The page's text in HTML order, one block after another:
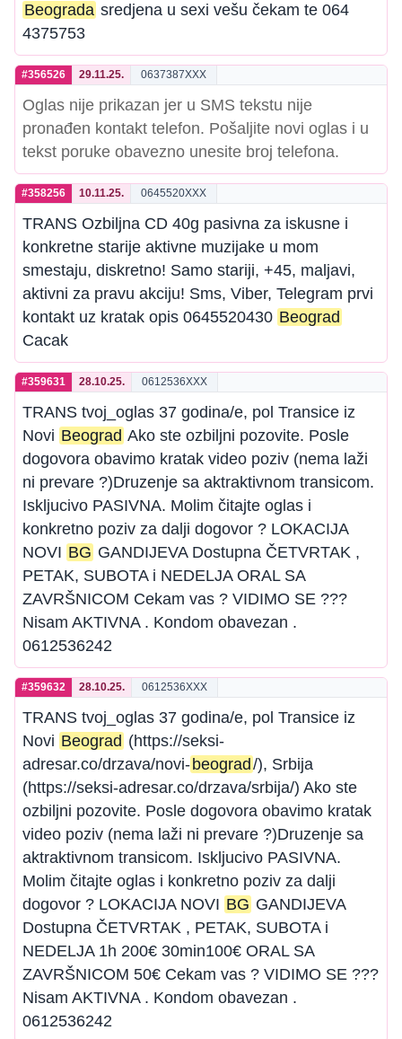
Beograda sredjena u sexi vešu čekam te 064
4375753
#356526 29.11.25. 0637387XXX
Oglas nije prikazan jer u SMS tekstu nije
pronađen kontakt telefon. Pošaljite novi oglas i u
tekst poruke obavezno unesite broj telefona.
#358256 10.11.25. 0645520XXX
TRANS Ozbiljna CD 40g pasivna za iskusne i
konkretne starije aktivne muzijake u mom
smestaju, diskretno! Samo stariji, +45, maljavi,
aktivni za pravu akciju! Sms, Viber, Telegram prvi
kontakt uz kratak opis 0645520430 Beograd
Cacak
#359631 28.10.25. 0612536XXX
TRANS tvoj_oglas 37 godina/e, pol Transice iz
Novi Beograd Ako ste ozbiljni pozovite. Posle
dogovora obavimo kratak video poziv (nema laži
ni prevare ?)Druzenje sa aktraktivnom transicom.
Iskljucivo PASIVNA. Molim čitajte oglas i
konkretno poziv za dalji dogovor ? LOKACIJA
NOVI BG GANDIJEVA Dostupna ČETVRTAK ,
PETAK, SUBOTA i NEDELJA ORAL SA
ZAVRŠNICOM Cekam vas ? VIDIMO SE ???
Nisam AKTIVNA . Kondom obavezan .
0612536242
#359632 28.10.25. 0612536XXX
TRANS tvoj_oglas 37 godina/e, pol Transice iz
Novi Beograd (https://seksi-
adresar.co/drzava/novi- beograd /), Srbija
(https://seksi-adresar.co/drzava/srbija/) Ako ste
ozbiljni pozovite. Posle dogovora obavimo kratak
video poziv (nema laži ni prevare ?)Druzenje sa
aktraktivnom transicom. Iskljucivo PASIVNA.
Molim čitajte oglas i konkretno poziv za dalji
dogovor ? LOKACIJA NOVI BG GANDIJEVA
Dostupna ČETVRTAK , PETAK, SUBOTA i
NEDELJA 1h 200€ 30min100€ ORAL SA
ZAVRŠNICOM 50€ Cekam vas ? VIDIMO SE ???
Nisam AKTIVNA . Kondom obavezan .
0612536242